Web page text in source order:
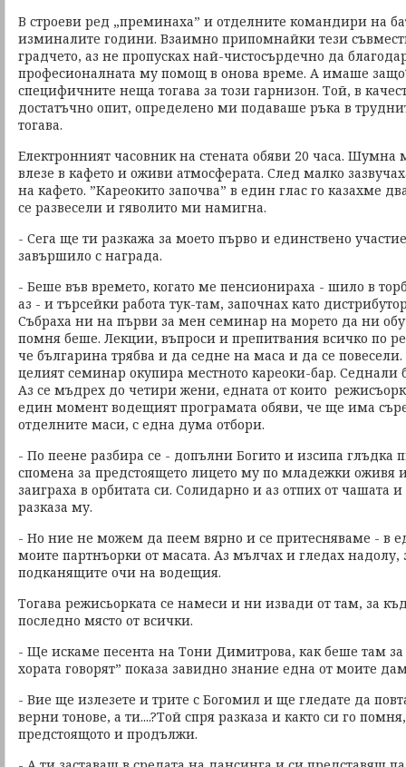
В строеви ред „преминаха” и отделните командири на
изминалите години. Взаимно припомнайки тези
градчето, аз не пропусках най-чистосърдечно да
професионалната му помощ в онова време. А имаше
специфичните неща тогава за този гарнизон. Той, в
достатъчно опит, определено ми подаваше ръка в
тогава.
Електронният часовник на стената обяви 20 часа.
влезе в кафето и оживи атмосферата. След малко
на кафето. ”Кареокито започва” в един глас го казахме
се развесели и гяволито ми намигна.
- Сега ще ти разкажа за моето първо и единствено
завършило с награда.
- Беше във времето, когато ме пенсионираха - шило в
аз - и търсейки работа тук-там, започнах като
Събраха ни на първи за мен семинар на морето да ни
помня беше. Лекции, въпроси и препитвания всичко по
че българина трябва и да седне на маса и да се
целият семинар окупира местното кареоки-бар.
Аз се мъдрех до четири жени, едната от които
един момент водещият програмата обяви, че ще има
отделните маси, с една дума отбори.
- По пеене разбира се - допълни Богито и изсипа глъдка
спомена за предстоящето лицето му по младежки оживя
заиграха в орбитата си. Солидарно и аз отпих от чашата и
разказа му.
- Но ние не можем да пеем вярно и се притесняваме - в
моите партнъорки от масата. Аз мълчах и гледах
подканящите очи на водещия.
Тогава режисьорката се намеси и ни извади от там, за
последно място от всички.
- Ще искаме песента на Тони Димитрова, как беше там
хората говорят” показа завидно знание една от моите
- Вие ще излезете и трите с Богомил и ще гледате да
верни тонове, а ти....?Той спря разказа и както си го
предстоящото и продължи.